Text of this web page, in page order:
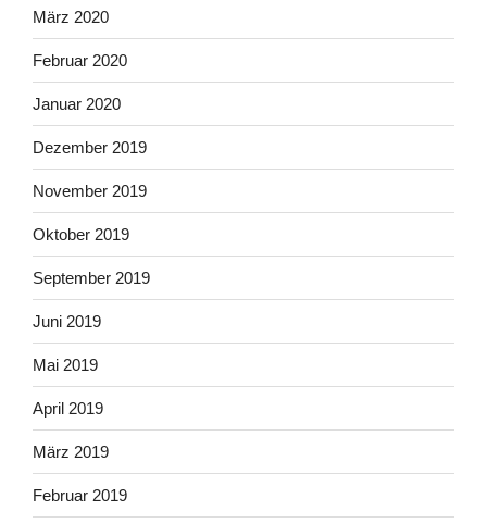
März 2020
Februar 2020
Januar 2020
Dezember 2019
November 2019
Oktober 2019
September 2019
Juni 2019
Mai 2019
April 2019
März 2019
Februar 2019